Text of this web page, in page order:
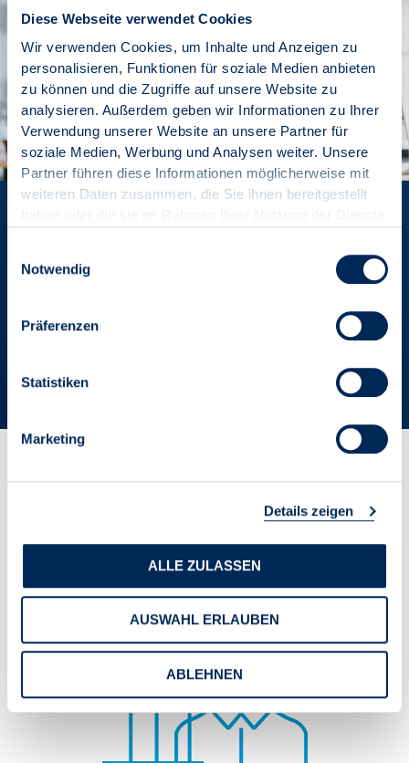
Diese Webseite verwendet Cookies
Wir verwenden Cookies, um Inhalte und Anzeigen zu
personalisieren, Funktionen für soziale Medien anbieten
zu können und die Zugriffe auf unsere Website zu
analysieren. Außerdem geben wir Informationen zu Ihrer
Verwendung unserer Website an unsere Partner für
soziale Medien, Werbung und Analysen weiter. Unsere
Partner führen diese Informationen möglicherweise mit
weiteren Daten zusammen, die Sie ihnen bereitgestellt
haben oder die sie im Rahmen Ihrer Nutzung der Dienste
Notwendig
Präferenzen
Statistiken
Marketing
Details zeigen
ALLE ZULASSEN
AUSWAHL ERLAUBEN
ABLEHNEN
Mitglied werden und Vorteile
genießen
Gütesiegel für Professionalität anerkannt und damit Garant
für Ihre Kompetenz und Seriosität.
Zahlen & Fakten des